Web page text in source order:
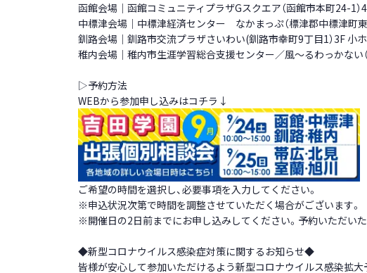
函館会場｜函館コミュニティプラザGスクエア（函館市本町24-1）
中標津会場｜中標津経済センター なかまっぷ（標津郡中標津町
釧路会場｜釧路市交流プラザさいわい(釧路市幸町9丁目1）3F 小
稚内会場｜稚内市生涯学習総合支援センター／風～るわっかない
▷予約方法
WEBから参加申し込みはコチラ↓
ご希望の時間を選択し、必要事項を入力してください。
※申込状況次第で時間を調整させていただく場合がございます。
※開催日の2日前までにお申し込みしてください。予約いただい
◆新型コロナウイルス感染症対策に関するお知らせ◆
皆様が安心して参加いただけるよう新型コロナウイルス感染拡大